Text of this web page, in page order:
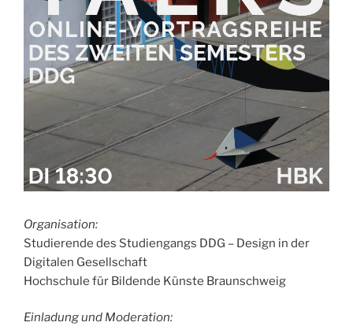
Organisation:
Studierende des Studiengangs DDG – Design in der
Digitalen Gesellschaft
Hochschule für Bildende Künste Braunschweig
Einladung und Moderation: